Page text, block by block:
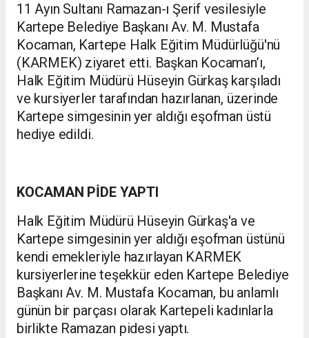
11 Ayın Sultanı Ramazan-ı Şerif vesilesiyle
Kartepe Belediye Başkanı Av. M. Mustafa
Kocaman, Kartepe Halk Eğitim Müdürlüğü'nü
(KARMEK) ziyaret etti. Başkan Kocaman’ı,
Halk Eğitim Müdürü Hüseyin Gürkaş karşıladı
ve kursiyerler tarafından hazırlanan, üzerinde
Kartepe simgesinin yer aldığı eşofman üstü
hediye edildi.
KOCAMAN PİDE YAPTI
Halk Eğitim Müdürü Hüseyin Gürkaş'a ve
Kartepe simgesinin yer aldığı eşofman üstünü
kendi emekleriyle hazırlayan KARMEK
kursiyerlerine teşekkür eden Kartepe Belediye
Başkanı Av. M. Mustafa Kocaman, bu anlamlı
günün bir parçası olarak Kartepeli kadınlarla
birlikte Ramazan pidesi yaptı.